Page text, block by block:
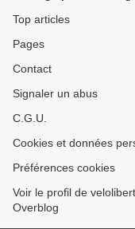
Top articles
Pages
Contact
Signaler un abus
C.G.U.
Cookies et données
Préférences cookies
Voir le profil de
Overblog